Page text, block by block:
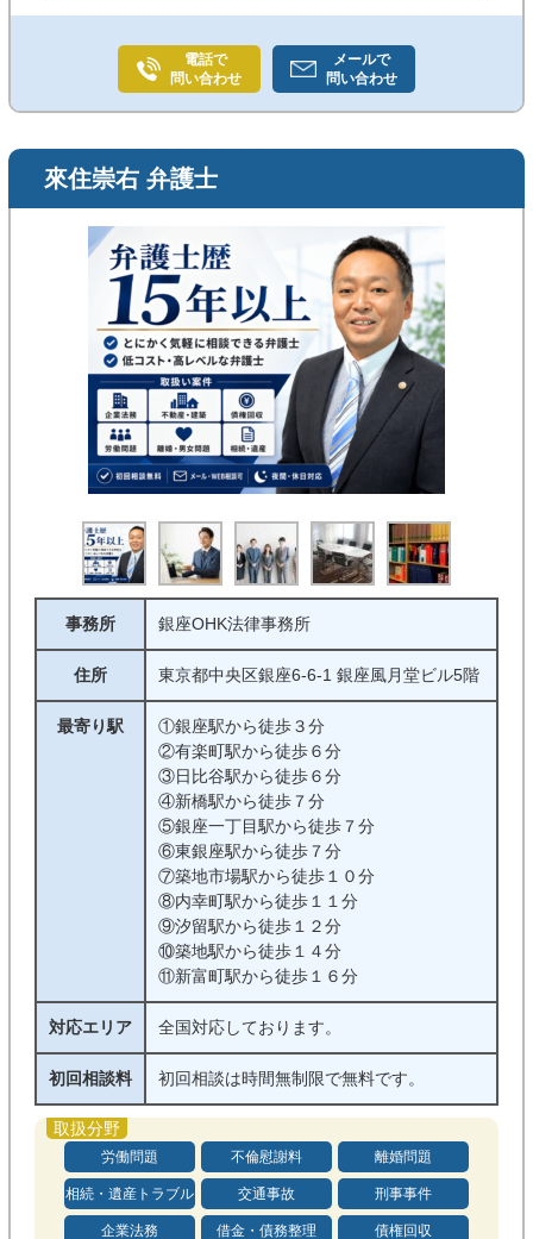
に関する業務全般、M＆A等国際的な業務を含めて、
に関しては豊富な解決実績がございますので、外国人
の方はお気軽にご相談ください。 弊所では、社会の
る先進的な訴訟を手掛けています。これらの案件は実
務に一石を投じたものも少なくありません。相談者様
のお悩み事が社会を変える力になるかもしれません。
電話で
問い合わせ
メールで
問い合わせ
來住崇右 弁護士
事務所 銀座OHK法律事務所
住所 東京都中央区銀座6-6-1 銀座風月堂ビル5階
最寄り駅
①銀座駅から徒歩３分
②有楽町駅から徒歩６分
③日比谷駅から徒歩６分
④新橋駅から徒歩７分
⑤銀座一丁目駅から徒歩７分
⑥東銀座駅から徒歩７分
⑦築地市場駅から徒歩１０分
⑧内幸町駅から徒歩１１分
⑨汐留駅から徒歩１２分
⑩築地駅から徒歩１４分
⑪新富町駅から徒歩１６分
対応エリア 全国対応しております。
初回相談料 初回相談は時間無制限で無料です。
労働問題 不倫慰謝料 離婚問題
相続・遺産トラブル 交通事故 刑事事件
企業法務 借金・債務整理 債権回収